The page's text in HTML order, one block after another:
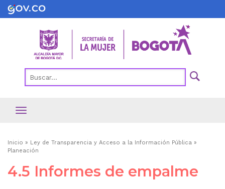
Pasar
al
Ruta
navegación
Inicio
Ley de Transparencia y Acceso a la Información Pública
Planeación
4.5 Informes de empalme